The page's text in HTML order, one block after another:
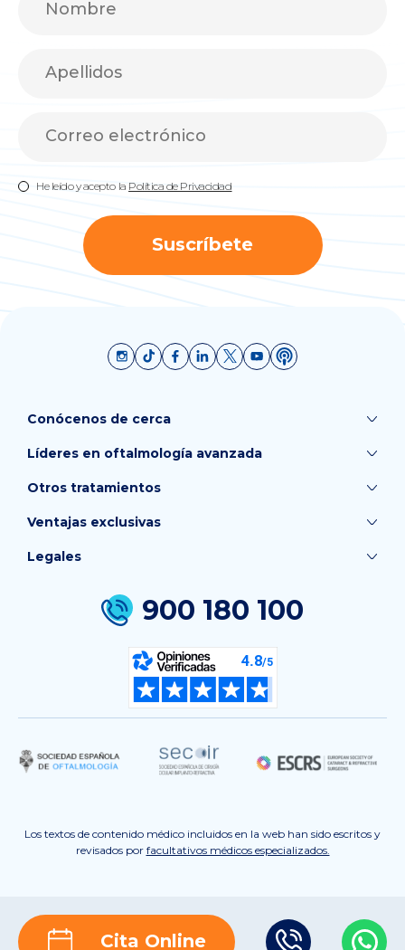
He leído y acepto la Política de Privacidad
Suscríbete
Conócenos de cerca
Líderes en oftalmología avanzada
Otros tratamientos
Ventajas exclusivas
900 180 100
Legales
Los textos de contenido médico incluidos en la web han sido escritos y
revisados por facultativos médicos especializados.
Cita Online